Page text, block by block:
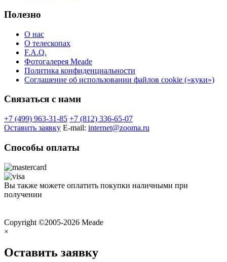
Полезно
О нас
О телескопах
F.A.Q.
Фотогалерея Meade
Политика конфиденциальности
Соглашение об использовании файлов cookie («куки»)
Связаться с нами
+7 (499) 963-31-85 +7 (812) 336-65-07
Оставить заявку E-mail: internet@zooma.ru
Способы оплаты
Вы также можете оплатить покупки наличными при
получении
Copyright ©2005-2026 Meade
×
Оставить заявку